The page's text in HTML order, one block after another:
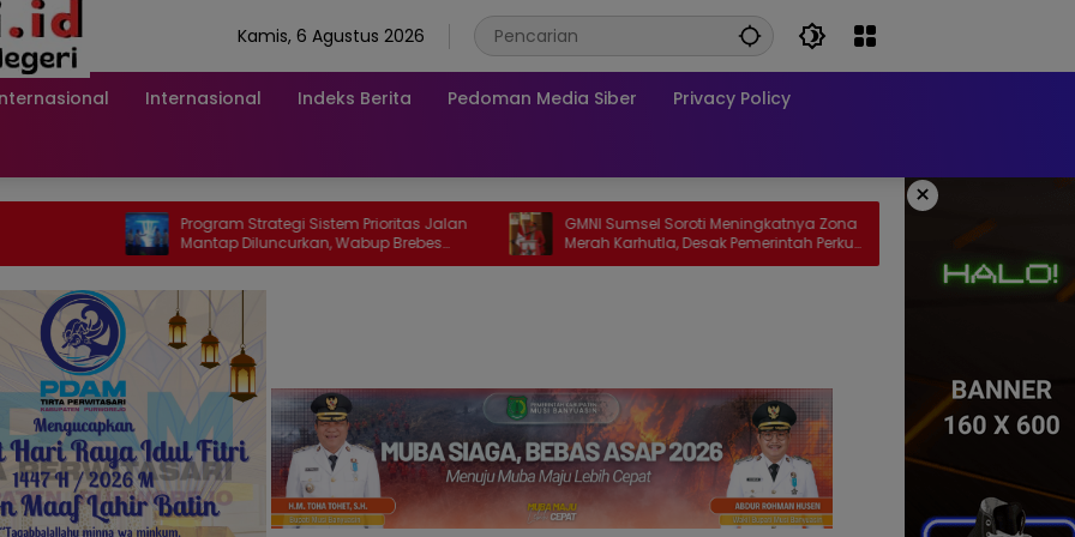
Kamis, 6 Agustus 2026
Internasional Indeks Berita Pedoman Media Siber Privacy Policy
×
Program Strategi Sistem Prioritas Jalan
Mantap Diluncurkan, Wabup Brebes
Jelaskan Tujuannya
GMNI Sumsel Soroti Meningkatnya Zona
Merah Karhutla, Desak Pemerintah Perkuat
Mitigasi dan Penegakan Hukum
Wakil Ketua DPRD PALI Soroti
Sawit di Talang Ubi yang
Beroperasi Tanpa AMDAL